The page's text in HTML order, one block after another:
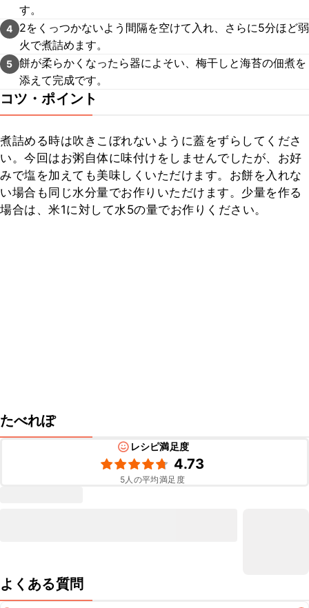
す。
4
2をくっつかないよう間隔を空けて入れ、さらに5分ほど弱
火で煮詰めます。
5 餅が柔らかくなったら器によそい、梅干しと海苔の佃煮を
添えて完成です。
コツ・ポイント
煮詰める時は吹きこぼれないように蓋をずらしてくださ
い。今回はお粥自体に味付けをしませんでしたが、お好
みで塩を加えても美味しくいただけます。お餅を入れな
い場合も同じ水分量でお作りいただけます。少量を作る
場合は、米1に対して水5の量でお作りください。
たべれぽ
レシピ満足度
4.73
5人の平均満足度
よくある質問